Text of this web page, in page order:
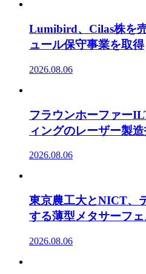
Lumibird、Cilas株を
ュール保守事業を取得
2026.08.06
フラウンホーファー
ィングのレーザー製
2026.08.06
東京農工大とNICT、
する薄型メタサーフ
2026.08.06